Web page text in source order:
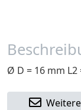
Ø D = 16 mm L2